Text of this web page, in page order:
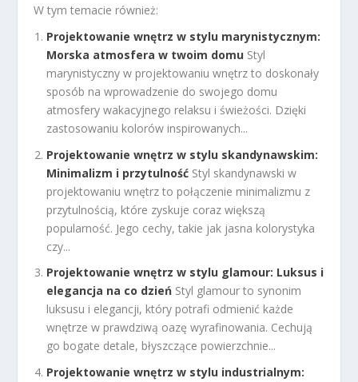
W tym temacie również:
Projektowanie wnętrz w stylu marynistycznym:
Morska atmosfera w twoim domu Styl
marynistyczny w projektowaniu wnętrz to doskonały
sposób na wprowadzenie do swojego domu
atmosfery wakacyjnego relaksu i świeżości. Dzięki
zastosowaniu kolorów inspirowanych...
Projektowanie wnętrz w stylu skandynawskim:
Minimalizm i przytulność Styl skandynawski w
projektowaniu wnętrz to połączenie minimalizmu z
przytulnością, które zyskuje coraz większą
popularność. Jego cechy, takie jak jasna kolorystyka
czy...
Projektowanie wnętrz w stylu glamour: Luksus i
elegancja na co dzień Styl glamour to synonim
luksusu i elegancji, który potrafi odmienić każde
wnętrze w prawdziwą oazę wyrafinowania. Cechują
go bogate detale, błyszczące powierzchnie...
Projektowanie wnętrz w stylu industrialnym: